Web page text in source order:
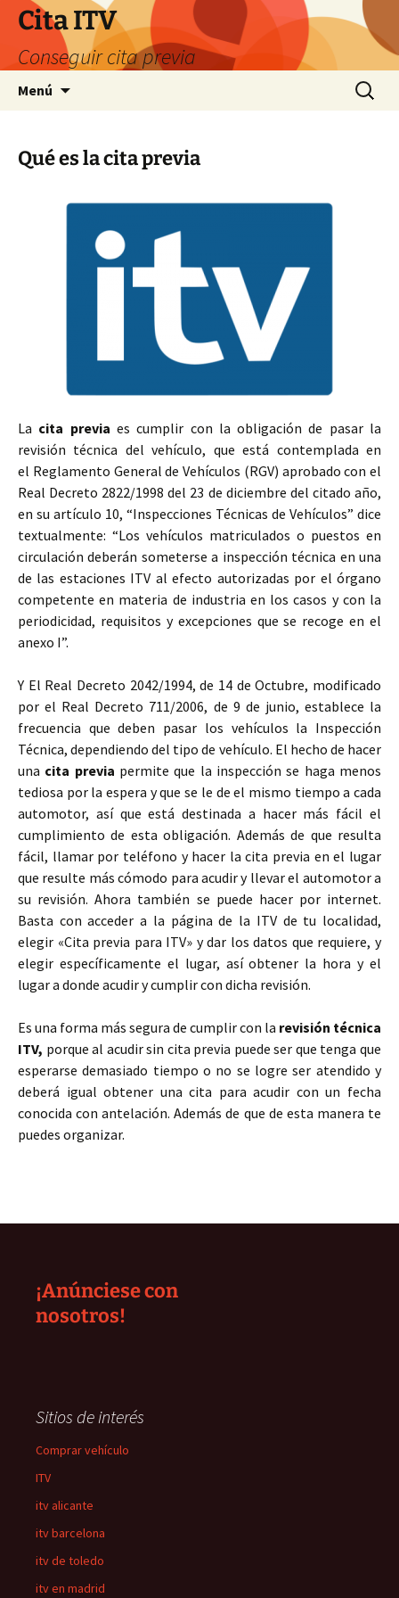
Saltar
contenido
Cita ITV
Conseguir cita previa
Menú Buscar:
Qué es la cita previa
La cita previa es cumplir con la obligación de pasar la
revisión técnica del vehículo, que está contemplada en
el Reglamento General de Vehículos (RGV) aprobado con el
Real Decreto 2822/1998 del 23 de diciembre del citado año,
en su artículo 10, “Inspecciones Técnicas de Vehículos” dice
textualmente: “Los vehículos matriculados o puestos en
circulación deberán someterse a inspección técnica en una
de las estaciones ITV al efecto autorizadas por el órgano
competente en materia de industria en los casos y con la
periodicidad, requisitos y excepciones que se recoge en el
anexo I”.
Y El Real Decreto 2042/1994, de 14 de Octubre, modificado
por el Real Decreto 711/2006, de 9 de junio, establece la
frecuencia que deben pasar los vehículos la Inspección
Técnica, dependiendo del tipo de vehículo. El hecho de hacer
una cita previa permite que la inspección se haga menos
tediosa por la espera y que se le de el mismo tiempo a cada
automotor, así que está destinada a hacer más fácil el
cumplimiento de esta obligación. Además de que resulta
fácil, llamar por teléfono y hacer la cita previa en el lugar
que resulte más cómodo para acudir y llevar el automotor a
su revisión. Ahora también se puede hacer por internet.
Basta con acceder a la página de la ITV de tu localidad,
elegir «Cita previa para ITV» y dar los datos que requiere, y
elegir específicamente el lugar, así obtener la hora y el
lugar a donde acudir y cumplir con dicha revisión.
Es una forma más segura de cumplir con la revisión técnica
ITV, porque al acudir sin cita previa puede ser que tenga que
esperarse demasiado tiempo o no se logre ser atendido y
deberá igual obtener una cita para acudir con un fecha
conocida con antelación. Además de que de esta manera te
puedes organizar.
¡Anúnciese con
nosotros!
Sitios de interés
Comprar vehículo
ITV
itv alicante
itv barcelona
itv de toledo
itv en madrid